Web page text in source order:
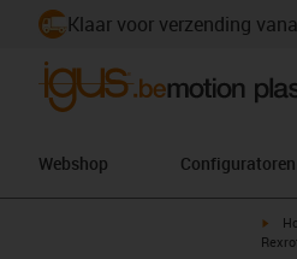
Klaar voor verzending
Webshop Configuratoren